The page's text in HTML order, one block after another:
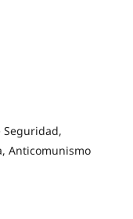
Seguridad,
Anticomunismo